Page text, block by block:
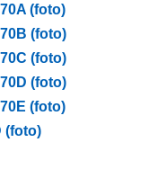
(foto)
(foto)
(foto)
(foto)
(foto)
(foto)